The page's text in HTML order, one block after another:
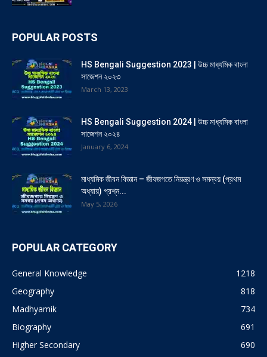
POPULAR POSTS
HS Bengali Suggestion 2023 | উচ্চ মাধ্যমিক বাংলা
সাজেশন ২০২৩
March 13, 2023
HS Bengali Suggestion 2024 | উচ্চ মাধ্যমিক বাংলা
সাজেশন ২০২৪
January 6, 2024
মাধ্যমিক জীবন বিজ্ঞান – জীবজগতে নিয়ন্ত্রণ ও সমন্বয় (প্রথম
অধ্যায়) প্রশ্ন...
May 5, 2026
POPULAR CATEGORY
General Knowledge
1218
Geography
818
Madhyamik
734
Biography
691
Higher Secondary
690